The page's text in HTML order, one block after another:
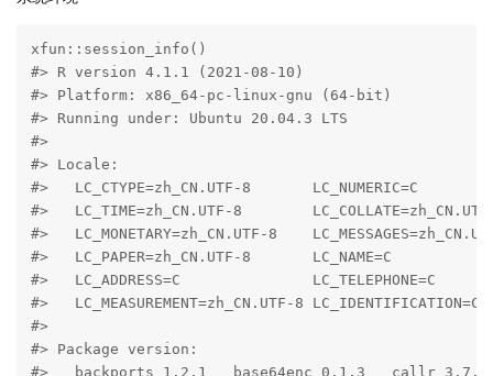
xfun::session_info()
#> R version 4.1.1 (2021-08-10)
#> Platform: x86_64-pc-linux-gnu (64-bit)
#> Running under: Ubuntu 20.04.3 LTS
#>
#> Locale:
#>   LC_CTYPE=zh_CN.UTF-8
#>   LC_TIME=zh_CN.UTF-8
#>   LC_MONETARY=zh_CN.UTF-8
#>   LC_PAPER=zh_CN.UTF-8
#>   LC_ADDRESS=C
#>   LC_MEASUREMENT=zh_CN.UTF-8
#>
#> Package version:
#>   backports_1.2.1   base64enc_0.1.3